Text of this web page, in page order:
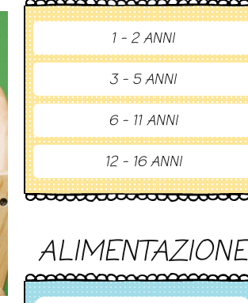
1 - 2 ANNI
3 - 5 ANNI
6 - 11 ANNI
12 - 16 ANNI
ALIMENTAZIONE